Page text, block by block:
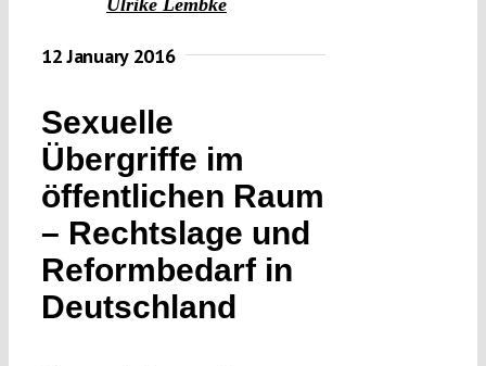
Ulrike Lembke
12 January 2016
Sexuelle
Übergriffe im
öffentlichen Raum
– Rechtslage und
Reformbedarf in
Deutschland